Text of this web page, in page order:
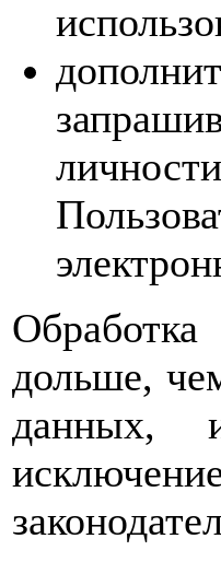
дольше,
данных,